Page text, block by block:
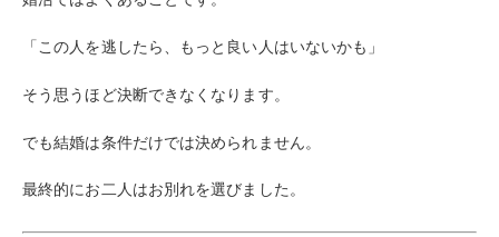
「この人を逃したら、もっと良い人はいないかも」
そう思うほど決断できなくなります。
でも結婚は条件だけでは決められません。
最終的にお二人はお別れを選びました。